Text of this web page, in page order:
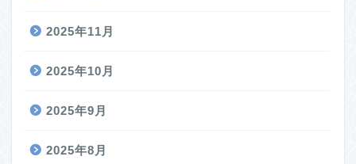
2025年11月
2025年10月
2025年9月
2025年8月